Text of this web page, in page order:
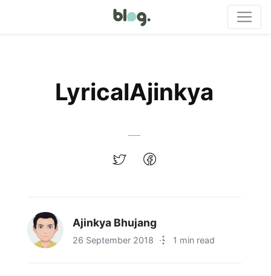
LyricalAjinkya
Ajinkya Bhujang
26 September 2018 · 1 min read